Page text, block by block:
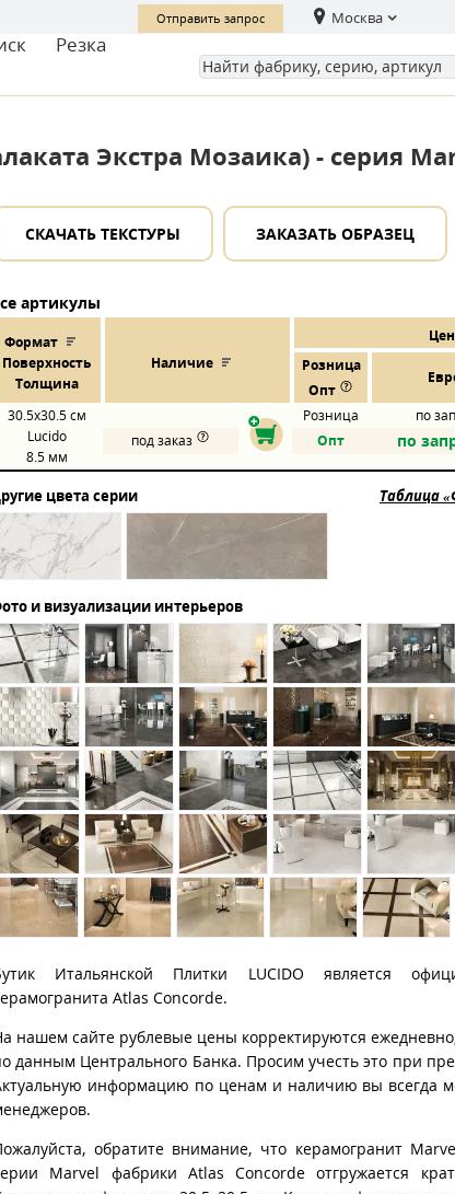
Отправить запрос Москва
Резка
Экстра Мозаика) - серия
СКАЧАТЬ ТЕКСТУРЫ ЗАКАЗАТЬ ОБРАЗЕЦ
артикулы
Формат
Поверхность
Толщина
Наличие
Розница
Опт
30.5x30.5см
Lucido
8.5 мм
Розница по
под заказ
Опт по
цвета серии Таблица
и визуализации интерьеров
Итальянской Плитки LUCIDO является
Atlas Concorde.
нашем сайте рублевые цены корректируются
данным Центрального Банка. Просим учесть это при
информацию по ценам и наличию вы всегда
обратите внимание, что керамогранит
Marvel фабрики Atlas Concorde отгружается